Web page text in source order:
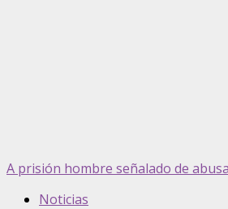
A prisión hombre señalado de
Noticias